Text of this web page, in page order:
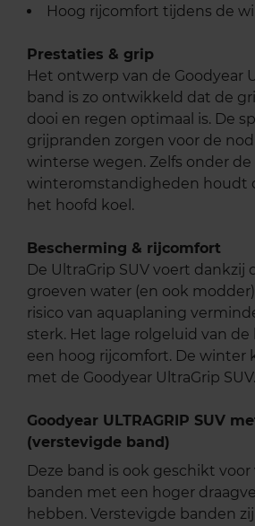
Hoog rijcomfort tijdens de
Prestaties & grip
Het ontwerp van de Goodyear
band is zo ontwikkeld dat de
dooi en regen optimaal is. De
grijpranden zorgen voor de
winterse wegen. Zelfs onder
winteromstandigheden houdt
het hoofd koel.
Bescherming & rijcomfort
De UltraGrip SUV voert dankzij
groeven water (en ook
risico van aquaplaning
sterk. Het lage rolgeluid van
een hoog rijcomfort. De winter
met de Goodyear UltraGrip SUV.
Goodyear ULTRAGRIP SUV
(verstevigde band)
Deze band is ook geschikt
banden met een hoger
hebben. Verstevigde banden